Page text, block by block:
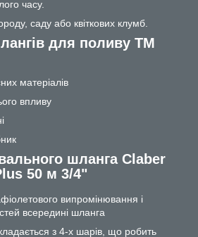
часу.
саду або квіткових клумб.
для поливу ТМ
матеріалів
впливу
шланга Claber
50 м 3/4"
випромінювання і
всередині шланга
з 4-х шарів, що робить